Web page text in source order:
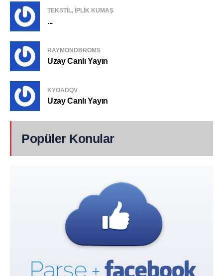
TEKSTIL, IPLIK KUMAŞ
...
RAYMONDBROMS
Uzay Canlı Yayın
KYOADQV
Uzay Canlı Yayın
Popüler Konular